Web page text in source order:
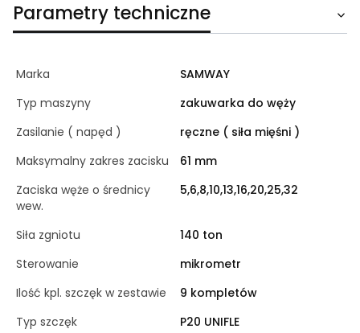
Parametry techniczne
Marka
SAMWAY
Typ maszyny
zakuwarka do węży
Zasilanie ( napęd )
ręczne ( siła mięśni )
Maksymalny zakres zacisku
61 mm
Zaciska węże o średnicy
wew.
5,6,8,10,13,16,20,25,32
Siła zgniotu
140 ton
Sterowanie
mikrometr
Ilość kpl. szczęk w zestawie
9 kompletów
Typ szczęk
P20 UNIFLE